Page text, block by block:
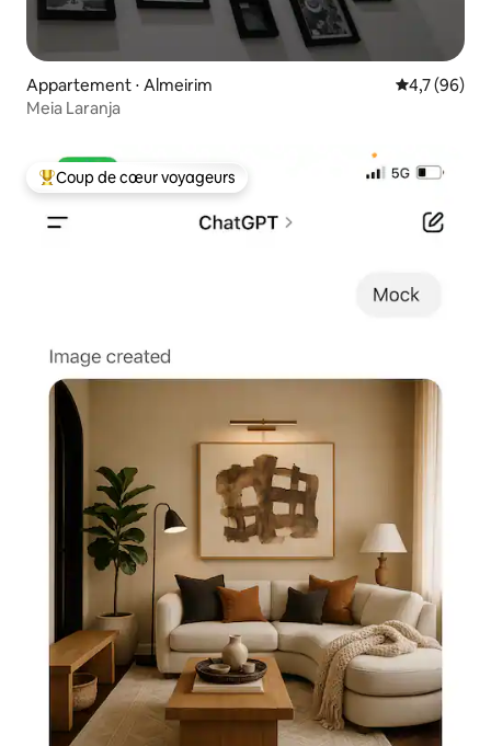
Appartement ⋅ Almeirim Évaluation
4,7 (96)
Meia Laranja
Coups de cœur voyageurs les plus appréciés
Coup de cœur voyageurs